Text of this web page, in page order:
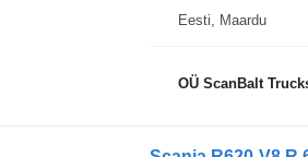
Eesti, Maardu
OÜ ScanBalt